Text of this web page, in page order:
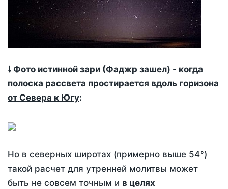
🠗 Фото истинной зари (Фаджр зашел) - когда
полоска рассвета простирается вдоль горизона
от Севера к Югу:
Но в северных широтах (примерно выше 54°)
такой расчет для утренней молитвы может
быть не совсем точным и в целях